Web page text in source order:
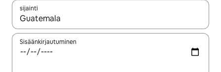
sijainti
Kun tulokset ovat saatavilla, navigoi ylös- ja alas-
Sisäänkirjautuminen